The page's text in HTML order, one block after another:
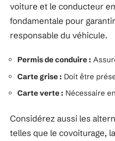
voiture et le conducteur
fondamentale pour
responsable du véhicule.
Permis de conduire :
Carte grise : Doit être
Carte verte : Nécessaire
Considérez aussi les
telles que le covoiturage,